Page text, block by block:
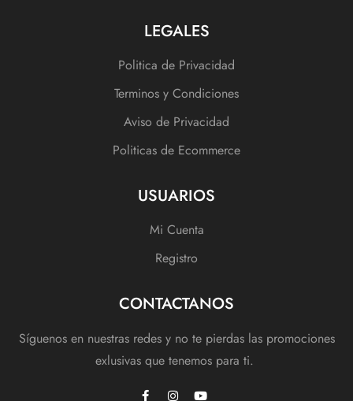
LEGALES
Politica de Privacidad
Terminos y Condiciones
Aviso de Privacidad
Politicas de Ecommerce
USUARIOS
Mi Cuenta
Registro
CONTACTANOS
Síguenos en nuestras redes y no te pierdas las promociones
exlusivas que tenemos para ti.